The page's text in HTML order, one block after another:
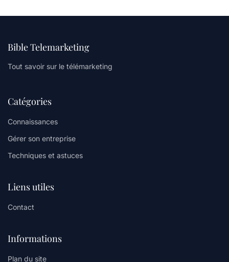
Bible Telemarketing
Tout savoir sur le télémarketing
Catégories
Connaissances
Gérer son entreprise
Techniques et astuces
Liens utiles
Contact
Informations
Plan du site